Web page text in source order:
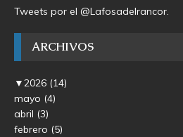
Tweets por el @Lafosadelrancor.
ARCHIVOS
▼2026 (14)
mayo (4)
abril (3)
febrero (5)